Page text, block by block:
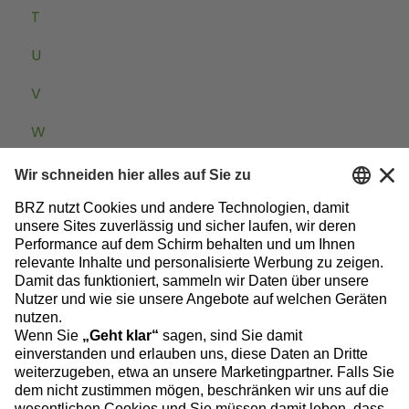
T
U
V
W
Zum Baublog
Datenschutz
Impressum